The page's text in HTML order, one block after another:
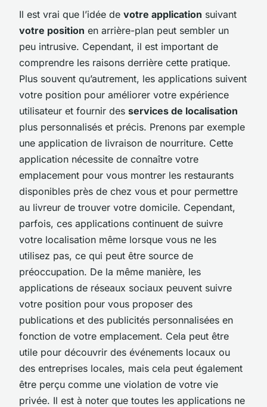
Il est vrai que l’idée de votre application suivant
votre position en arrière-plan peut sembler un
peu intrusive. Cependant, il est important de
comprendre les raisons derrière cette pratique.
Plus souvent qu’autrement, les applications suivent
votre position pour améliorer votre expérience
utilisateur et fournir des services de localisation
plus personnalisés et précis. Prenons par exemple
une application de livraison de nourriture. Cette
application nécessite de connaître votre
emplacement pour vous montrer les restaurants
disponibles près de chez vous et pour permettre
au livreur de trouver votre domicile. Cependant,
parfois, ces applications continuent de suivre
votre localisation même lorsque vous ne les
utilisez pas, ce qui peut être source de
préoccupation. De la même manière, les
applications de réseaux sociaux peuvent suivre
votre position pour vous proposer des
publications et des publicités personnalisées en
fonction de votre emplacement. Cela peut être
utile pour découvrir des événements locaux ou
des entreprises locales, mais cela peut également
être perçu comme une violation de votre vie
privée. Il est à noter que toutes les applications ne